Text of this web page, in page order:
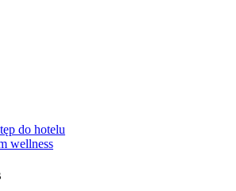
do hotelu
wellness